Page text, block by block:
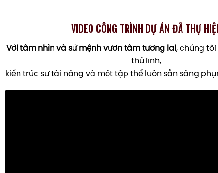
VIDEO CÔNG TRÌNH DỰ ÁN ĐÃ THỰ
Với tầm nhìn và sứ mệnh vươn tầm tương lai, chúng
thủ lĩnh,
kiến trúc sư tài năng và một tập thể luôn sẵn sàng